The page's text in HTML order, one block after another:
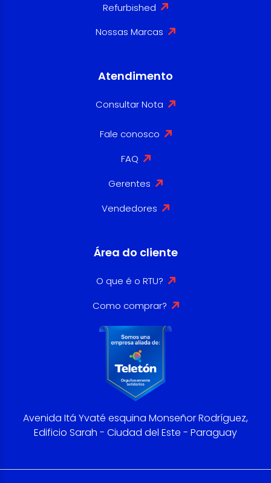
Refurbished
Nossas Marcas
Atendimento
Consultar Nota
Fale conosco
FAQ
Gerentes
Vendedores
Área do cliente
O que é o RTU?
Como comprar?
Avenida Itá Yvaté esquina Monseñor Rodríguez,
Edificio Sarah - Ciudad del Este - Paraguay